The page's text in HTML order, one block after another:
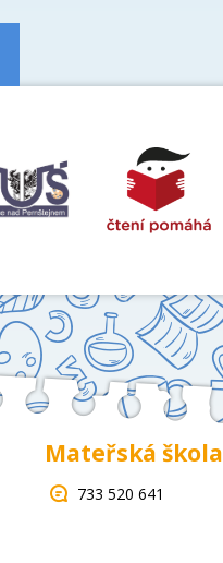
Mateřská škola
733 520 641